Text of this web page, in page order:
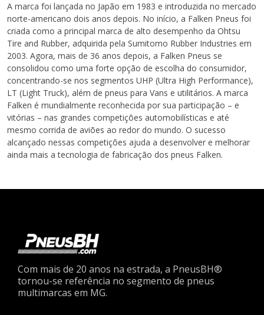
A marca foi lançada no Japão em 1983 e introduzida no mercado
norte-americano dois anos depois. No início, a Falken Pneus foi
criada como a principal marca de alto desempenho da Ohtsu
Tire and Rubber, adquirida pela Sumitomo Rubber Industries em
2003. Agora, mais de 36 anos depois, a Falken Pneus se
consolidou como uma forte opção de escolha do consumidor,
concentrando-se nos segmentos UHP (Ultra High Performance),
LT (Light Truck), além de pneus para Vans e utilitários. A marca
Falken é mundialmente reconhecida por sua participação – e
vitórias – nas grandes competições automobilísticas e até
mesmo corrida de aviões ao redor do mundo. O sucesso
alcançado nessas competições ajuda a desenvolver e melhorar
ainda mais a tecnologia de fabricação dos pneus Falken.
Com mais de 20 anos na estrada, a PneusBH®
tornou-se referência no segmento de pneus
multimarcas em MG.